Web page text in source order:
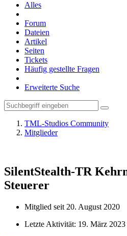
Alles
Forum
Dateien
Artikel
Seiten
Tickets
Häufig gestellte Fragen
Erweiterte Suche
TML-Studios Community
Mitglieder
SilentStealth-TR
Steuerer
Mitglied seit 20. August 2020
Letzte Aktivität: 19. März 2023